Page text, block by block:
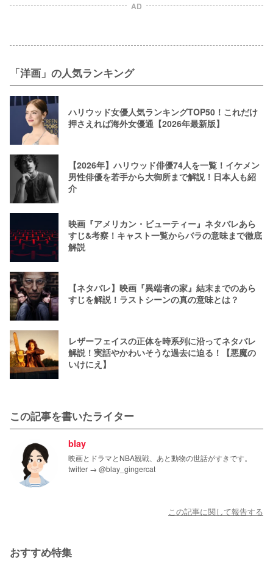
AD
「洋画」の人気ランキング
ハリウッド女優人気ランキングTOP50！これだけ
押さえれば海外女優通【2026年最新版】
【2026年】ハリウッド俳優74人を一覧！イケメン
男性俳優を若手から大御所まで解説！日本人も紹
介
映画『アメリカン・ビューティー』ネタバレあら
すじ&考察！キャスト一覧からバラの意味まで徹底
解説
【ネタバレ】映画『異端者の家』結末までのあら
すじを解説！ラストシーンの真の意味とは？
レザーフェイスの正体を時系列に沿ってネタバレ
解説！実話やかわいそうな過去に迫る！【悪魔の
いけにえ】
この記事を書いたライター
blay
映画とドラマとNBA観戦、あと動物の世話がすきです。
twitter → @blay_gingercat
この記事に関して報告する
おすすめ特集